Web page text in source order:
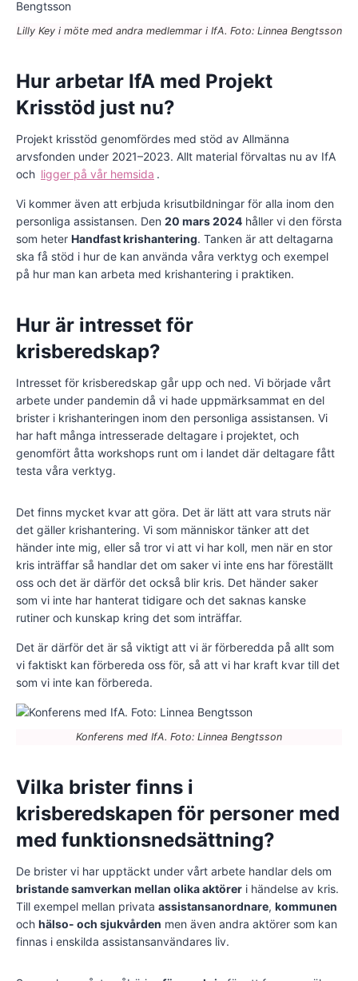
Lilly Key i möte med andra medlemmar i IfA. Foto: Linnea Bengtsson
Hur arbetar IfA med Projekt
Krisstöd just nu?
Projekt krisstöd genomfördes med stöd av Allmänna
arvsfonden under 2021–2023. Allt material förvaltas nu av IfA
och ligger på vår hemsida .
Vi kommer även att erbjuda krisutbildningar för alla inom den
personliga assistansen. Den 20 mars 2024 håller vi den första
som heter Handfast krishantering. Tanken är att deltagarna
ska få stöd i hur de kan använda våra verktyg och exempel
på hur man kan arbeta med krishantering i praktiken.
Hur är intresset för
krisberedskap?
Intresset för krisberedskap går upp och ned. Vi började vårt
arbete under pandemin då vi hade uppmärksammat en del
brister i krishanteringen inom den personliga assistansen. Vi
har haft många intresserade deltagare i projektet, och
genomfört åtta workshops runt om i landet där deltagare fått
testa våra verktyg.
Det finns mycket kvar att göra. Det är lätt att vara struts när
det gäller krishantering. Vi som människor tänker att det
händer inte mig, eller så tror vi att vi har koll, men när en stor
kris inträffar så handlar det om saker vi inte ens har föreställt
oss och det är därför det också blir kris. Det händer saker
som vi inte har hanterat tidigare och det saknas kanske
rutiner och kunskap kring det som inträffar.
Det är därför det är så viktigt att vi är förberedda på allt som
vi faktiskt kan förbereda oss för, så att vi har kraft kvar till det
som vi inte kan förbereda.
Konferens med IfA. Foto: Linnea Bengtsson
Vilka brister finns i
krisberedskapen för personer med
med funktionsnedsättning?
De brister vi har upptäckt under vårt arbete handlar dels om
bristande samverkan mellan olika aktörer i händelse av kris.
Till exempel mellan privata assistansanordnare, kommunen
och hälso- och sjukvården men även andra aktörer som kan
finnas i enskilda assistansanvändares liv.